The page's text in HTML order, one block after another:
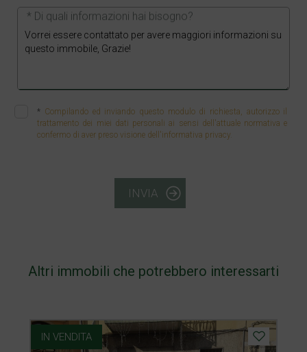
* Di quali informazioni hai bisogno?
* Compilando ed inviando questo modulo di richiesta, autorizzo il
trattamento dei miei dati personali ai sensi dell'attuale normativa e
confermo di aver preso visione dell'informativa privacy.
INVIA
Altri immobili che potrebbero interessarti
IN VENDITA